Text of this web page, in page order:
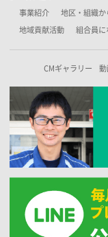
事業紹介 地区・組織か
地域貢献活動 組合員に
CMギャラリー 動